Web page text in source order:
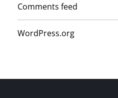
Comments feed
WordPress.org